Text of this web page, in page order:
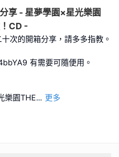
享 - 星夢學園×星光樂園
CD -
次的開箱分享，請多多指教。
有需要可隨便用。
樂園THE... 更多